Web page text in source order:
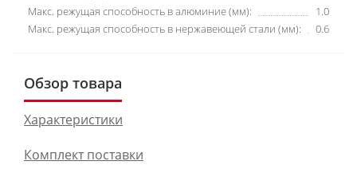
Макс. режущая способность в алюминие (мм):
1.0
Макс. режущая способность в нержавеющей стали (мм):
0.6
Обзор товара
Характеристики
Комплект поставки